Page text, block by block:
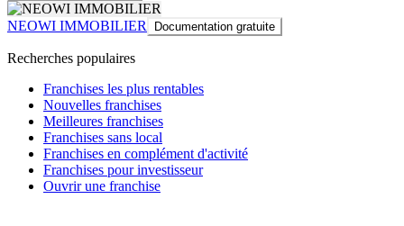
NEOWI IMMOBILIER Documentation gratuite
Recherches populaires
Franchises les plus rentables
Nouvelles franchises
Meilleures franchises
Franchises sans local
Franchises en complément d'activité
Franchises pour investisseur
Ouvrir une franchise